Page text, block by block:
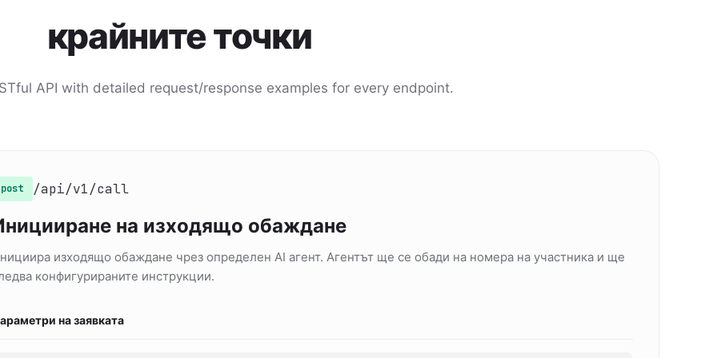
крайните точки
API with detailed request/response examples for every endpoint.
post /api/v1/call
на изходящо обаждане
изходящо обаждане чрез определен AI агент. Агентът ще се обади на номера на участника и ще
конфигурираните инструкции.
на заявката